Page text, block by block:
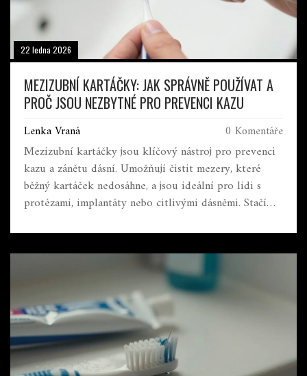
22 ledna 2026
MEZIZUBNÍ KARTÁČKY: JAK SPRÁVNĚ POUŽÍVAT A
PROČ JSOU NEZBYTNÉ PRO PREVENCI KAZU
Lenka Vraná 0 Komentáře
Mezizubní kartáčky jsou klíčový nástroj pro prevenci
kazu a zánětu dásní. Umožňují čistit mezery, které
běžný kartáček nedosáhne, a jsou ideální pro lidi s
protézami, implantáty nebo citlivými dásněmi. Stačí